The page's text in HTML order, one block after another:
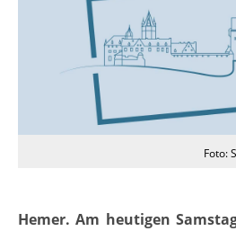
Foto:
Hemer. Am heutigen